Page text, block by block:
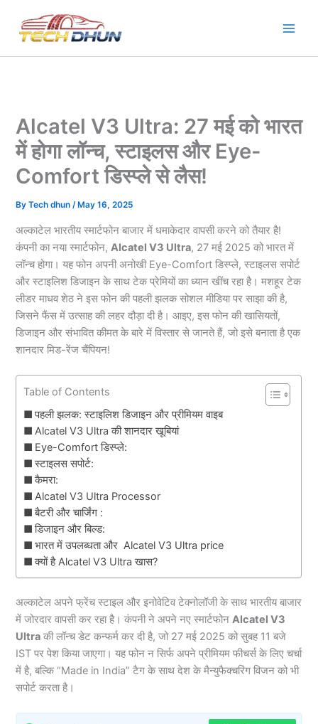
content
Alcatel V3 Ultra: 27 मई को भारत
में होगा लॉन्च, स्टाइलस और Eye-
Comfort डिस्प्ले से लैस!
ByTech dhun/ May 16, 2025
अल्काटेल भारतीय स्मार्टफोन बाजार में धमाकेदार वापसी करने को तैयार है!
कंपनी का नया स्मार्टफोन,Alcatel V3 Ultra, 27 मई 2025 को भारत में
लॉन्च होगा। यह फोन अपनी अनोखी Eye-Comfort डिस्प्ले, स्टाइलस सपोर्ट
और स्टाइलिश डिजाइन के साथ टेक प्रेमियों का ध्यान खींच रहा है। मशहूर टेक
लीडर माधव शेठ ने इस फोन की पहली झलक सोशल मीडिया पर साझा की है,
जिसने फैंस में उत्साह की लहर दौड़ा दी है। आइए, इस फोन की खासियतों,
डिजाइन और संभावित कीमत के बारे में विस्तार से जानते हैं, जो इसे बनाता है एक
शानदार मिड-रेंज चैंपियन!
Table of Contents
पहली झलक: स्टाइलिश डिजाइन और प्रीमियम वाइब
Alcatel V3 Ultra की शानदार खूबियां
Eye-Comfort डिस्प्ले:
स्टाइलस सपोर्ट:
कैमरा:
Alcatel V3 Ultra Processor
बैटरी और चार्जिंग :
डिजाइन और बिल्ड:
भारत में उपलब्धता और Alcatel V3 Ultra price
क्यों है Alcatel V3 Ultra खास?
अल्काटेल अपने फ्रेंच स्टाइल और इनोवेटिव टेक्नोलॉजी के साथ भारतीय बाजार
में जोरदार वापसी कर रहा है। कंपनी ने अपने नए स्मार्टफोनAlcatel V3
Ultra की लॉन्च डेट कन्फर्म कर दी है, जो 27 मई 2025 को सुबह 11 बजे
IST पर पेश किया जाएगा। यह फोन न सिर्फ अपने प्रीमियम फीचर्स के लिए चर्चा
में है, बल्कि “Made in India” टैग के साथ देश के मैन्युफैक्चरिंग विजन को भी
सपोर्ट करता है।